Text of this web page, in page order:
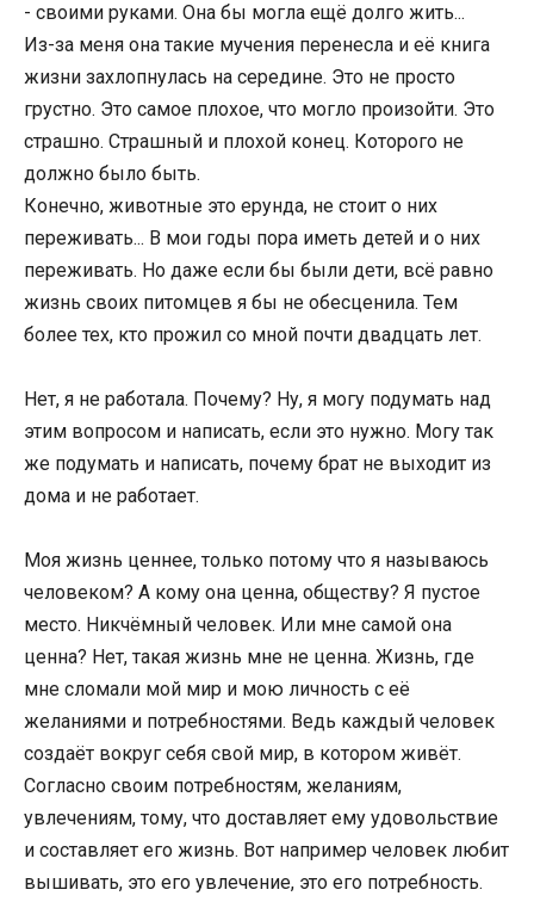
- своими руками. Она бы могла ещё долго жить...
Из-за меня она такие мучения перенесла и её книга
жизни захлопнулась на середине. Это не просто
грустно. Это самое плохое, что могло произойти. Это
страшно. Страшный и плохой конец. Которого не
должно было быть.
Конечно, животные это ерунда, не стоит о них
переживать... В мои годы пора иметь детей и о них
переживать. Но даже если бы были дети, всё равно
жизнь своих питомцев я бы не обесценила. Тем
более тех, кто прожил со мной почти двадцать лет.
Нет, я не работала. Почему? Ну, я могу подумать над
этим вопросом и написать, если это нужно. Могу так
же подумать и написать, почему брат не выходит из
дома и не работает.
Моя жизнь ценнее, только потому что я называюсь
человеком? А кому она ценна, обществу? Я пустое
место. Никчёмный человек. Или мне самой она
ценна? Нет, такая жизнь мне не ценна. Жизнь, где
мне сломали мой мир и мою личность с её
желаниями и потребностями. Ведь каждый человек
создаёт вокруг себя свой мир, в котором живёт.
Согласно своим потребностям, желаниям,
увлечениям, тому, что доставляет ему удовольствие
и составляет его жизнь. Вот например человек любит
вышивать, это его увлечение, это его потребность.